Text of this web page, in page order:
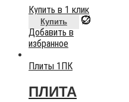
Купить в 1 клик
Купить
Добавить в
избранное
Плиты 1ПК
ПЛИТА